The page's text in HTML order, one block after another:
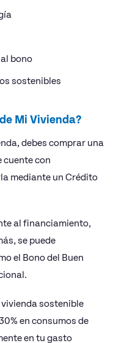
bono
sostenibles
Mi Vivienda?
debes comprar una
cuente con
mediante un Crédito
al financiamiento,
se puede
el Bono del Buen
sostenible
en consumos de
en tu gasto